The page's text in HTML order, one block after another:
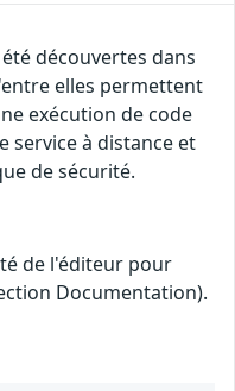
découvertes dans
elles permettent
exécution de code
service à distance et
de sécurité.
de l'éditeur pour
Documentation).